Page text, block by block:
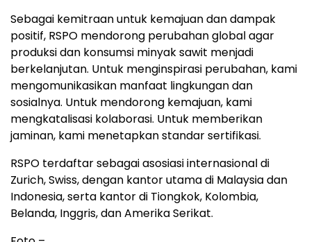
Sebagai kemitraan untuk kemajuan dan dampak
positif, RSPO mendorong perubahan global agar
produksi dan konsumsi minyak sawit menjadi
berkelanjutan. Untuk menginspirasi perubahan, kami
mengomunikasikan manfaat lingkungan dan
sosialnya. Untuk mendorong kemajuan, kami
mengkatalisasi kolaborasi. Untuk memberikan
jaminan, kami menetapkan standar sertifikasi.
RSPO terdaftar sebagai asosiasi internasional di
Zurich, Swiss, dengan kantor utama di Malaysia dan
Indonesia, serta kantor di Tiongkok, Kolombia,
Belanda, Inggris, dan Amerika Serikat.